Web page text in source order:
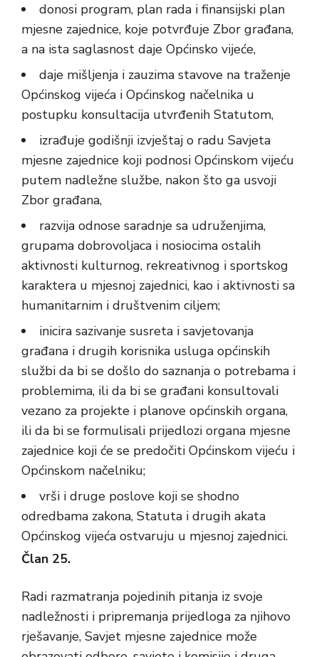
donosi program, plan rada i finansijski plan
mjesne zajednice, koje potvrđuje Zbor građana,
a na ista saglasnost daje Općinsko vijeće,
daje mišljenja i zauzima stavove na traženje
Općinskog vijeća i Općinskog načelnika u
postupku konsultacija utvrđenih Statutom,
izrađuje godišnji izvještaj o radu Savjeta
mjesne zajednice koji podnosi Općinskom vijeću
putem nadležne službe, nakon što ga usvoji
Zbor građana,
razvija odnose saradnje sa udruženjima,
grupama dobrovoljaca i nosiocima ostalih
aktivnosti kulturnog, rekreativnog i sportskog
karaktera u mjesnoj zajednici, kao i aktivnosti sa
humanitarnim i društvenim ciljem;
inicira sazivanje susreta i savjetovanja
građana i drugih korisnika usluga općinskih
službi da bi se došlo do saznanja o potrebama i
problemima, ili da bi se građani konsultovali
vezano za projekte i planove općinskih organa,
ili da bi se formulisali prijedlozi organa mjesne
zajednice koji će se predočiti Općinskom vijeću i
Općinskom načelniku;
vrši i druge poslove koji se shodno
odredbama zakona, Statuta i drugih akata
Općinskog vijeća ostvaruju u mjesnoj zajednici.
Član 25.
Radi razmatranja pojedinih pitanja iz svoje
nadležnosti i pripremanja prijedloga za njihovo
rješavanje, Savjet mjesne zajednice može